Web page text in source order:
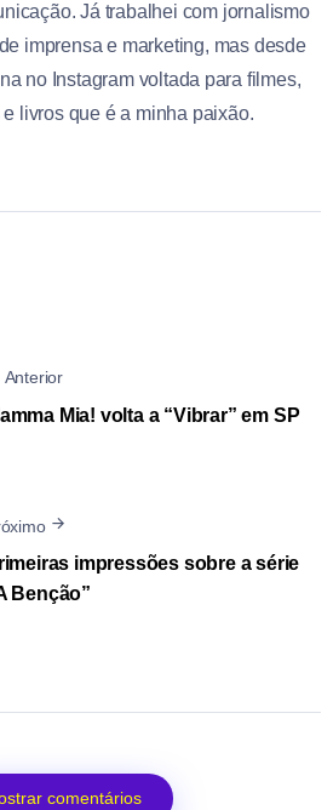
Já trabalhei com jornalismo
imprensa e marketing, mas desde
no Instagram voltada para filmes,
livros que é a minha paixão.
Anterior
Mia! volta a “Vibrar” em SP
impressões sobre a série
Benção”
comentários